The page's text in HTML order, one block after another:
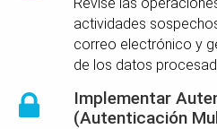
actividades
correo electrónico y
de los datos
Implementar
(Autenticación